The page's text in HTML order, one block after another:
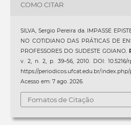
COMO CITAR
SILVA, Sergio Pereira da. IMPASSE
NO COTIDIANO DAS PRÁTICAS DE
PROFESSORES DO SUDESTE GOIANO.
v. 2, n. 2, p. 39–56, 2010. DOI: 10.5216/
https://periodicos.ufcat.edu.br/index.php/
Acesso em: 7 ago. 2026.
Fomatos de Citação